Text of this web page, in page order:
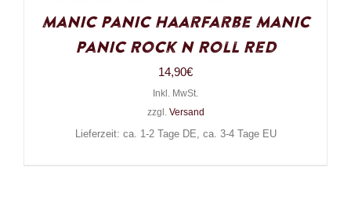
Manic Panic Haarfarbe Manic
Panic Rock n Roll Red
14,90€
Inkl. MwSt.
zzgl. Versand
Lieferzeit: ca. 1-2 Tage DE, ca. 3-4 Tage EU